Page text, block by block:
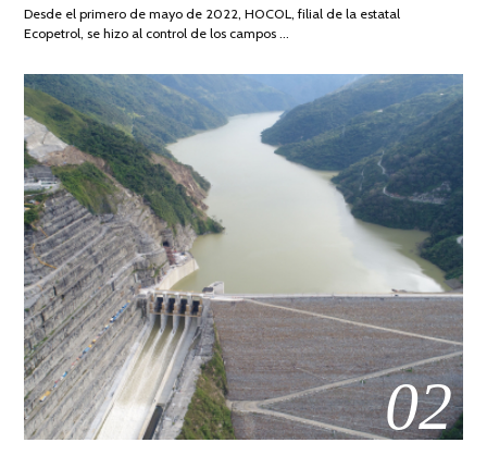
2026
Desde el primero de mayo de 2022, HOCOL, filial de la estatal
Ecopetrol, se hizo al control de los campos …
02